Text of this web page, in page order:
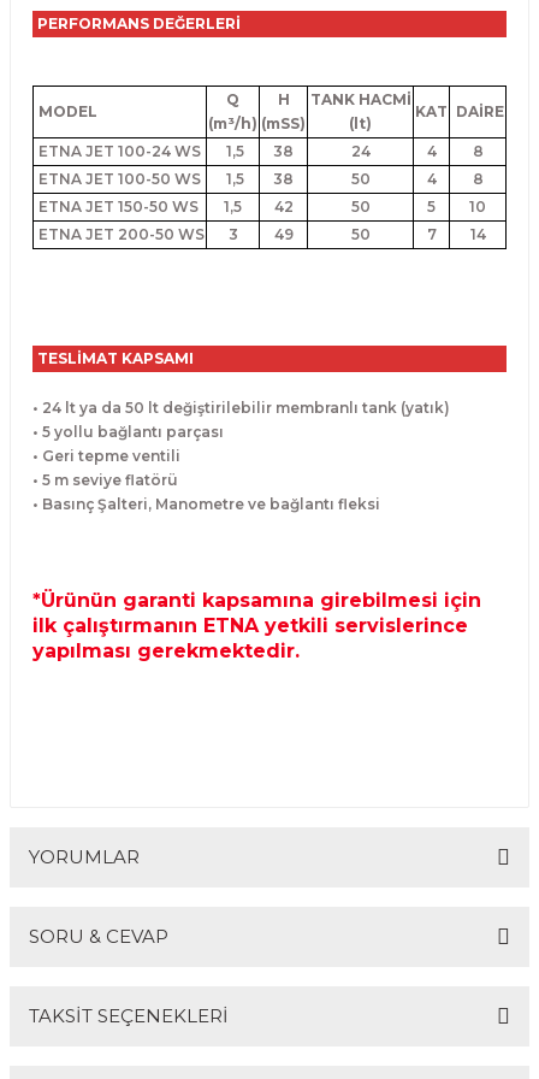
PERFORMANS DEĞERLERİ
MODEL
Q
(m³/h)
H
(mSS)
TANK HACMİ
(lt)
KAT DAİRE
ETNA JET 100-24 WS 1,5 38 24 4
8
ETNA JET 100-50 WS
1,5 38 50 4
8
ETNA JET 150-50 WS
1,5 42 50 5
10
ETNA JET 200-50 WS
3 49 50 7 14
TESLİMAT KAPSAMI
• 24 lt ya da 50 lt değiştirilebilir membranlı tank (yatık)
• 5 yollu bağlantı parçası
• Geri tepme ventili
• 5 m seviye flatörü
• Basınç Şalteri, Manometre ve bağlantı fleksi
*Ürünün garanti kapsamına girebilmesi için
ilk çalıştırmanın ETNA yetkili servislerince
yapılması gerekmektedir.
YORUMLAR
SORU & CEVAP
TAKSİT SEÇENEKLERİ